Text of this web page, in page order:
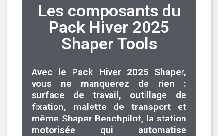
Les composants du
Pack Hiver 2025
Shaper Tools
Avec le Pack Hiver 2025 Shaper,
vous ne manquerez de rien :
surface de travail, outillage de
fixation, malette de transport et
même Shaper Benchpilot, la station
motorisée qui automatise